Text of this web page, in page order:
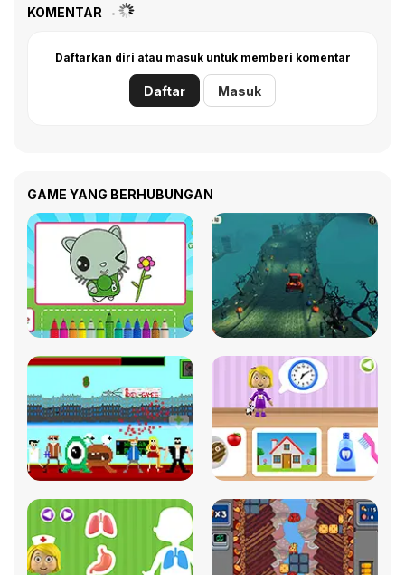
KOMENTAR
Daftarkan diri atau masuk untuk memberi komentar
Daftar Masuk
GAME YANG BERHUBUNGAN